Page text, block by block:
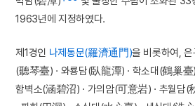
1963년에 지정하였다.
제1경인 나제통문(羅濟通門)을 비롯하여,
(聽琴臺) · 와룡담(臥龍潭) · 학소대(鶴巢臺
함벽소(涵碧沼) · 가의암(可意岩) · 추월담